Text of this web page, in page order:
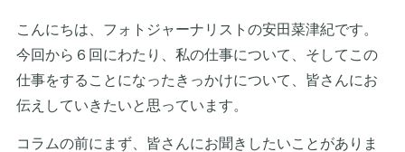
こんにちは、フォトジャーナリストの安田菜津紀です。
今回から６回にわたり、私の仕事について、そしてこの
仕事をすることになったきっかけについて、皆さんにお
伝えしていきたいと思っています。
コラムの前にまず、皆さんにお聞きしたいことがありま